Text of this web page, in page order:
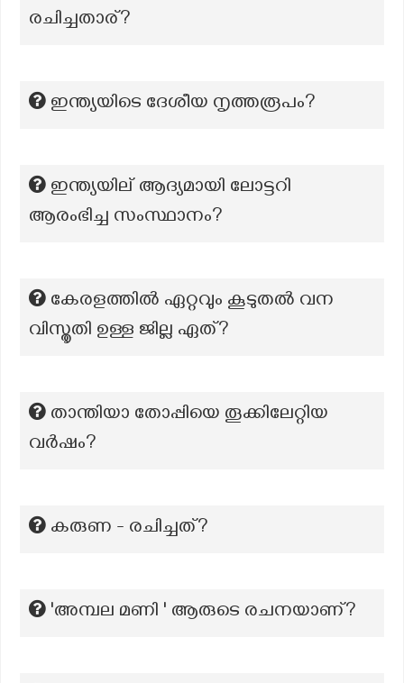
രചിച്ചതാര്?
ഇന്ത്യയിടെ ദേശീയ നൃത്തരൂപം?
ഇന്ത്യയില് ആദ്യമായി ലോട്ടറി
ആരംഭിച്ച സംസ്ഥാനം?
കേരളത്തിൽ ഏറ്റവും കൂടുതൽ വന
വിസ്തൃതി ഉള്ള ജില്ല ഏത്?
താന്തിയാ തോപ്പിയെ തൂക്കിലേറ്റിയ
വർഷം?
കരുണ - രചിച്ചത്?
'അമ്പല മണി ' ആരുടെ രചനയാണ്?